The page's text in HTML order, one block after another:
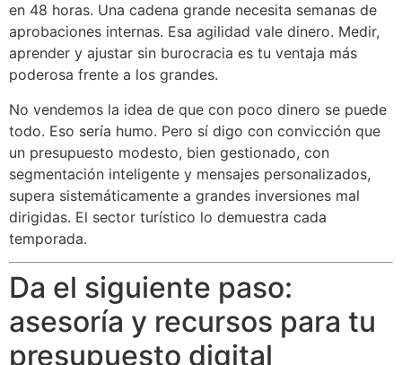
en 48 horas. Una cadena grande necesita semanas de
aprobaciones internas. Esa agilidad vale dinero. Medir,
aprender y ajustar sin burocracia es tu ventaja más
poderosa frente a los grandes.
No vendemos la idea de que con poco dinero se puede
todo. Eso sería humo. Pero sí digo con convicción que
un presupuesto modesto, bien gestionado, con
segmentación inteligente y mensajes personalizados,
supera sistemáticamente a grandes inversiones mal
dirigidas. El sector turístico lo demuestra cada
temporada.
Da el siguiente paso:
asesoría y recursos para tu
presupuesto digital